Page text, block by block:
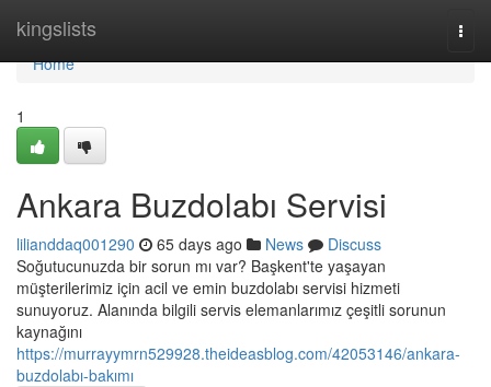
kingslists
Home
Home
1
Ankara Buzdolabı Servisi
lilianddaq001290 65 days ago News
Discuss
Soğutucunuzda bir sorun mı var? Başkent'te yaşayan
müşterilerimiz için acil ve emin buzdolabı servisi hizmeti
sunuyoruz. Alanında bilgili servis elemanlarımız çeşitli sorunun
kaynağını
https://murrayymrn529928.theideasblog.com/42053146/ankara-
buzdolabı-bakımı